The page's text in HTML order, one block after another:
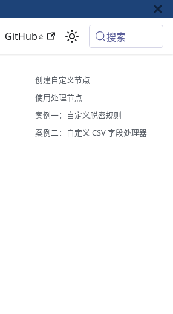
GitHub⭐ 搜索
创建自定义节点
使用处理节点
案例一：自定义脱密规则
案例二：自定义 CSV 字段处理器